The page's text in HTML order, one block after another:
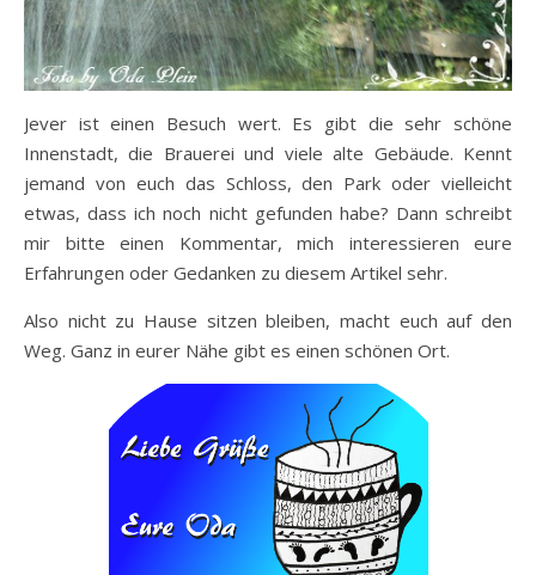
Jever ist einen Besuch wert. Es gibt die sehr schöne
Innenstadt, die Brauerei und viele alte Gebäude. Kennt
jemand von euch das Schloss, den Park oder vielleicht
etwas, dass ich noch nicht gefunden habe? Dann schreibt
mir bitte einen Kommentar, mich interessieren eure
Erfahrungen oder Gedanken zu diesem Artikel sehr.
Also nicht zu Hause sitzen bleiben, macht euch auf den
Weg. Ganz in eurer Nähe gibt es einen schönen Ort.